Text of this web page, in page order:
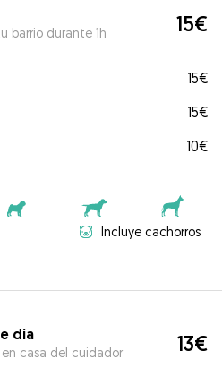
barrio durante 1h 15€
15€
15€
10€
Incluye cachorros
día
casa del cuidador 13€